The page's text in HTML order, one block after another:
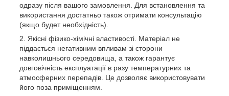
одразу після вашого замовлення. Для встановлення та
використання достатньо також отримати консультацію
(якщо будет необхідність).
Якісні фізико-хімічні властивості. Матеріал не
піддається негативним впливам зі сторони
навколишнього середовища, а також гарантує
довговічність експлуатації в разу температурних та
атмосферних перепадів. Це дозволяє використовувати
його поза приміщенням.